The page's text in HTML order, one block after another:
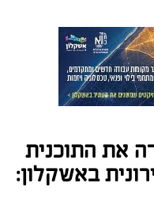
הספר ובגני
לתלמידים
מתקדמת ואיכותית.
את התוכנית
באשקלון: